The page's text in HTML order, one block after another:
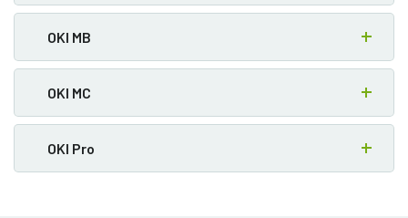
OKI MB
OKI MC
OKI Pro